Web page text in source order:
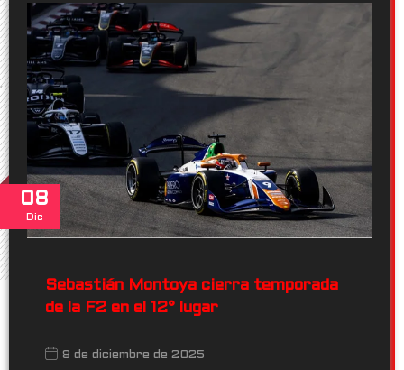
08
Dic
Sebastián Montoya cierra temporada
de la F2 en el 12° lugar
8 de diciembre de 2025